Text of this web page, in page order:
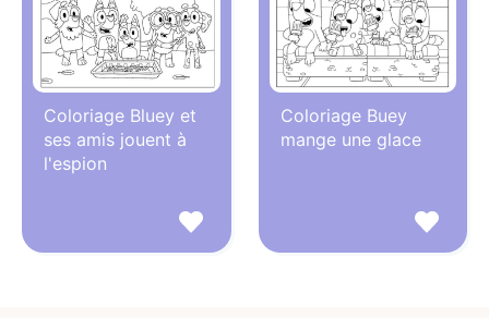
Coloriage Bluey et
ses amis jouent à
l'espion
Coloriage Buey
mange une glace